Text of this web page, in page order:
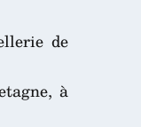
de
à